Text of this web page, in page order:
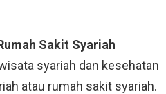
Sakit Syariah
syariah dan kesehatan
atau rumah sakit syariah.